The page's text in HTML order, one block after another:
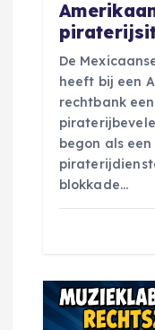
De
heeft bij een
rechtbank
begon als
blokkade…